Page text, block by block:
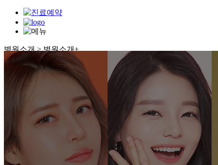
병원소개 > 병원소개+
병원소개
의료진소개
연구와개발
수술케어프로그램
수술 후 주의사항
미디어
EVENT